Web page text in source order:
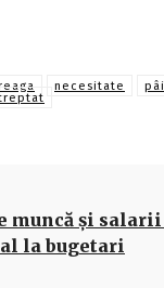
necesitate
muncă și
la bugetari